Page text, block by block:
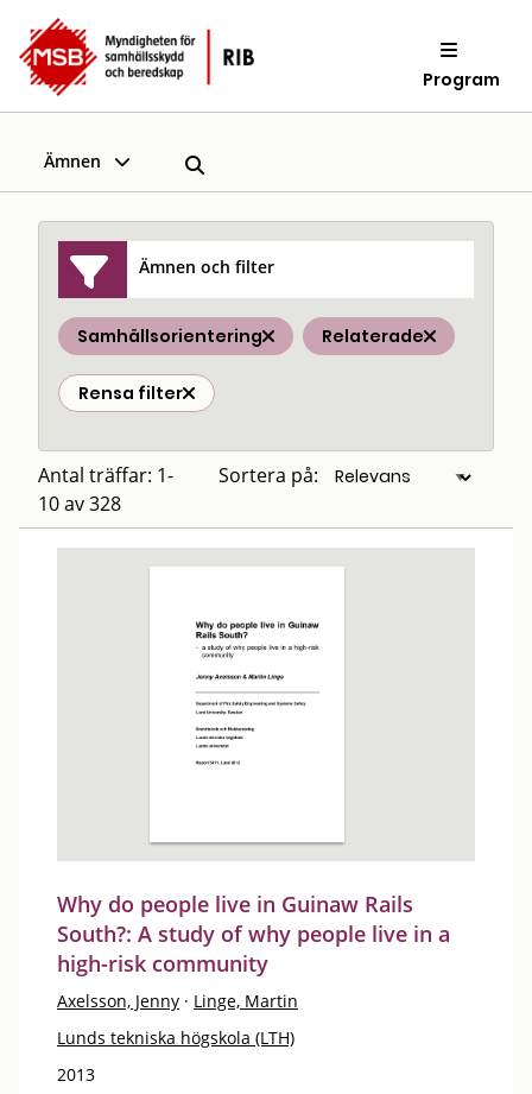
Program
Ämnen
Ämnen och filter
Samhällsorientering Relaterade
Rensa filter
Antal träffar: 1-
10 av 328
Sortera på:
Why do people live in Guinaw Rails
South?: A study of why people live in a
high-risk community
Axelsson, Jenny · Linge, Martin
Lunds tekniska högskola (LTH)
2013